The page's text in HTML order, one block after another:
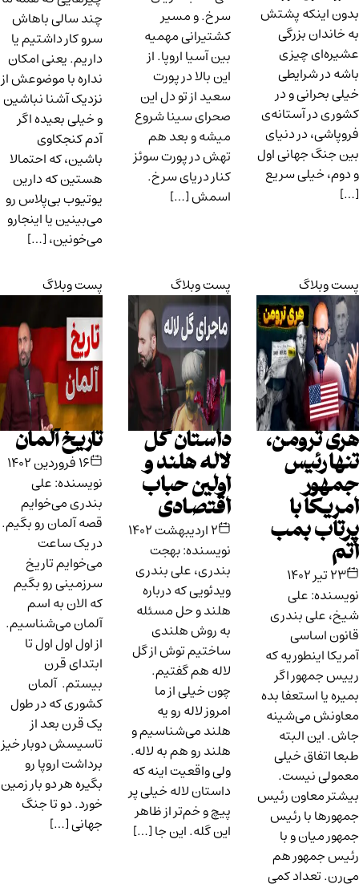
بدون اینکه پشتش
به خاندان بزرگی
عشیره‌ای چیزی
باشه در شرایطی
خیلی بحرانی و در
کشوری در آستانه‌ی
فروپاشی، ‌در دنیای
بین جنگ جهانی اول
و دوم، خیلی سریع
[…]
سرخ. و مسیر
کشتیرانی مهمیه
بین آسیا اروپا. از
این بالا در پورت
سعید از تو دل این
صحرای سینا شروع
میشه و بعد هم
تهش در پورت سوئز
کنار دریای سرخ.
اسمش […]
چند سالی باهاش
سرو کار داشتیم یا
داریم. یعنی امکان
نداره با موضوعش از
نزدیک آشنا نباشین
و خیلی بعیده اگر
آدم کنجکاوی
باشین، که احتمالا
هستین که دارین
یوتیوب بی‌پلاس رو
می‌بینین یا اینجارو
می‌خونین، […]
پست وبلاگ
هری ترومن،
تنها رئیس
جمهور
امریکا با
پرتاب بمب
اتم
۲۳ تیر ۱۴۰۲
نویسنده: علی
شیخ، علی بندری
قانون اساسی
آمریکا اینطوریه که
رییس جمهور اگر
بمیره یا استعفا بده
معاونش می‌شینه
جاش. این البته
طبعا اتفاق خیلی
معمولی نیست.
بیشتر معاون رئیس
جمهورها با رئیس
جمهور میان و با
رئیس جمهور هم
می‌رن. تعداد کمی
پست وبلاگ
داستان گل
لاله هلند و
اولین حباب
اقتصادی
۲ اردیبهشت ۱۴۰۲
نویسنده: بهجت
بندری، علی بندری
ویدئویی که درباره
هلند و حل مسئله
به روش هلندی
ساختیم توش از گل
لاله هم گفتیم.
چون خیلی از ما
امروز لاله رو یه
هلند می‌شناسیم و
هلند رو هم به لاله.
ولی واقعیت اینه که
داستان لاله خیلی پر
پیچ و خم‌تر از ظاهر
این گله. این جا […]
پست وبلاگ
تاریخ آلمان
۱۶ فروردین ۱۴۰۲
نویسنده: علی
بندری می‌خوایم
قصه آلمان رو بگیم.
در یک ساعت
می‌خوایم تاریخ
سرزمینی رو بگیم
که الان به اسم
آلمان می‌شناسیم.
از اول اول اول تا
ابتدای قرن
بیستم. آلمان
کشوری که در طول
یک قرن بعد از
تاسیسش دوبار خیز
برداشت اروپا رو
بگیره هر دو بار زمین
خورد. دو تا جنگ
جهانی […]